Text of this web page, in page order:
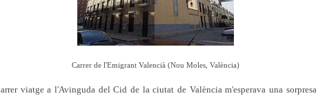
Carrer de l'Emigrant Valencià (Nou Moles, València)
viatge a l'Avinguda del Cid de la ciutat de València m'esperava una